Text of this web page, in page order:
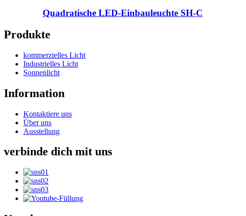
Quadratische LED-Einbauleuchte SH-C
Produkte
kommerzielles Licht
Industrielles Licht
Sonnenlicht
Information
Kontaktiere uns
Über uns
Ausstellung
verbinde dich mit uns